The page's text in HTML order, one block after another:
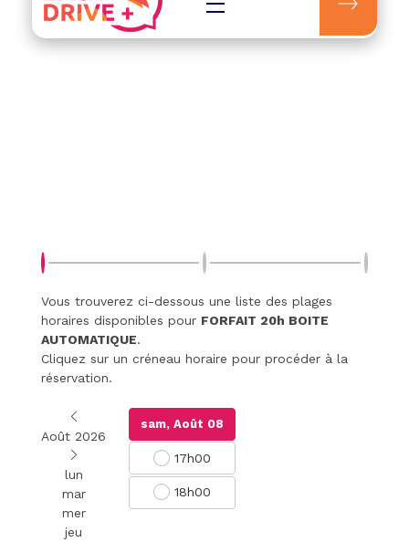
Easydrive Plus
Vous trouverez ci-dessous une liste des plages
horaires disponibles pour FORFAIT 20h BOITE
AUTOMATIQUE.
Cliquez sur un créneau horaire pour procéder à la
réservation.
Août 2026
lun
mar
mer
jeu
sam, Août 08
17h00
18h00